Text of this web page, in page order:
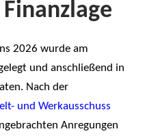
2026 wurde am
und anschließend in
Nach der
und Werkausschuss
Anregungen